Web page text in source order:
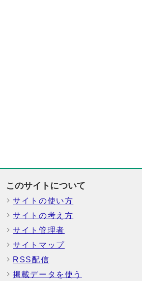
このサイトについて
サイトの使い方
サイトの考え方
サイト管理者
サイトマップ
RSS配信
掲載データを使う